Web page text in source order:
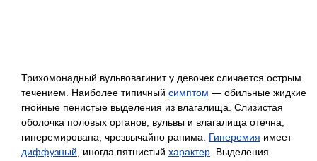
Трихомонадный вульвовагинит у девочек сличается острым
течением. Наиболее типичный симптом — обильные жидкие
гнойные пенистые выделения из влагалища. Слизистая
оболочка половых органов, вульвы и влагалища отечна,
гиперемирована, чрезвычайно ранима. Гиперемия имеет
диффузный , иногда пятнистый характер . Выделения